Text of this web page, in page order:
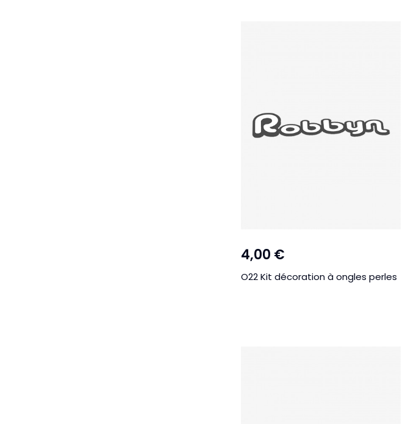
4,00 €
O22 Kit décoration à ongles perles